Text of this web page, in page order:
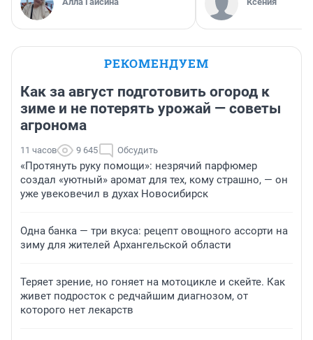
РЕКОМЕНДУЕМ
Как за август подготовить огород к
зиме и не потерять урожай — советы
агронома
11 часов 9 645 Обсудить
«Протянуть руку помощи»: незрячий парфюмер
создал «уютный» аромат для тех, кому страшно, — он
уже увековечил в духах Новосибирск
Одна банка — три вкуса: рецепт овощного ассорти на
зиму для жителей Архангельской области
Теряет зрение, но гоняет на мотоцикле и скейте. Как
живет подросток с редчайшим диагнозом, от
которого нет лекарств